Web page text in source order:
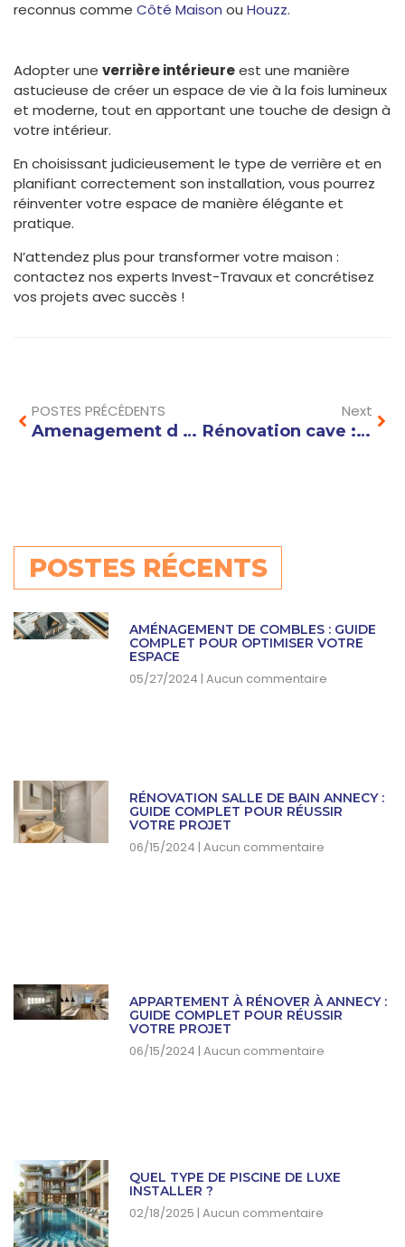
reconnus comme Côté Maison ou Houzz.
Adopter une verrière intérieureest une manière
astucieuse de créer un espace de vie à la fois lumineux
et moderne, tout en apportant une touche de design à
votre intérieur.
En choisissant judicieusement le type de verrière et en
planifiant correctement son installation, vous pourrez
réinventer votre espace de manière élégante et
pratique.
N’attendez plus pour transformer votre maison :
contactez nos experts Invest-Travaux et concrétisez
vos projets avec succès !
POSTES PRÉCÉDENTS
Amenagement d un loft : idées d’éclairage pour sublimer votre espace
Next
Rénovation cave : transformer une cave humide en un espace sain et fonctionnel
POSTES RÉCENTS
AMÉNAGEMENT DE COMBLES : GUIDE
COMPLET POUR OPTIMISER VOTRE
ESPACE
05/27/2024 Aucun commentaire
RÉNOVATION SALLE DE BAIN ANNECY :
GUIDE COMPLET POUR RÉUSSIR
VOTRE PROJET
06/15/2024 Aucun commentaire
APPARTEMENT À RÉNOVER À ANNECY :
GUIDE COMPLET POUR RÉUSSIR
VOTRE PROJET
06/15/2024 Aucun commentaire
QUEL TYPE DE PISCINE DE LUXE
INSTALLER ?
02/18/2025 Aucun commentaire